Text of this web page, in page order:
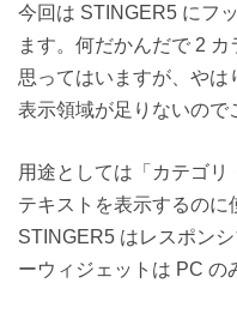
今回は STINGER5 にフ
ます。何だかんだで 2
思ってはいますが、や
表示領域が足りないので
用途としては「カテゴ
テキストを表示するのに
STINGER5 はレスポン
ーウィジェットは PC の